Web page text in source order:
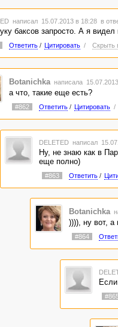
написал 15.07.2013 в 18:28 в
баксов запросто. А я
Ответить/ Цитировать / Скрыть
Botanichka написала
а что, такие еще есть?
#862 Ответить/ Цитировать /
DELETED написал
Ну, не знаю как в
еще полно)
#863 Ответить/
Botanichka
)))), ну вот,
#864